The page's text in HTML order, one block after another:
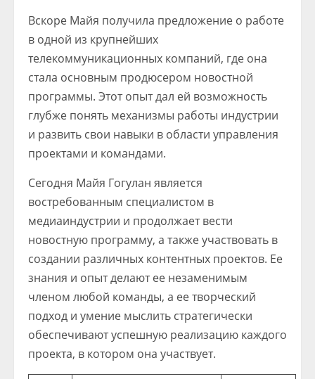
Вскоре Майя получила предложение о работе
в одной из крупнейших
телекоммуникационных компаний, где она
стала основным продюсером новостной
программы. Этот опыт дал ей возможность
глубже понять механизмы работы индустрии
и развить свои навыки в области управления
проектами и командами.
Сегодня Майя Гогулан является
востребованным специалистом в
медиаиндустрии и продолжает вести
новостную программу, а также участвовать в
создании различных контентных проектов. Ее
знания и опыт делают ее незаменимым
членом любой команды, а ее творческий
подход и умение мыслить стратегически
обеспечивают успешную реализацию каждого
проекта, в котором она участвует.